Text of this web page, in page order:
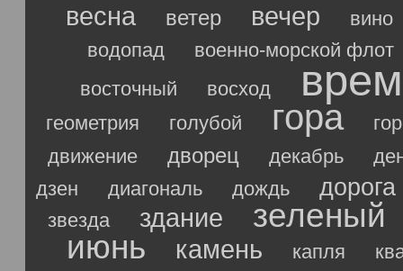
весна ветер вечер
вино
водопад
военно-морской флот
восточный
восход
геометрия голубой гора
движение
дворец декабрь
дзен
диагональ дождь дорога
звезда здание
зеленый
июнь
камень капля